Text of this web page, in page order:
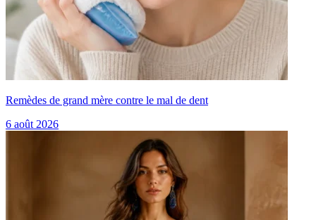
Remèdes de grand mère contre le mal de dent
6 août 2026